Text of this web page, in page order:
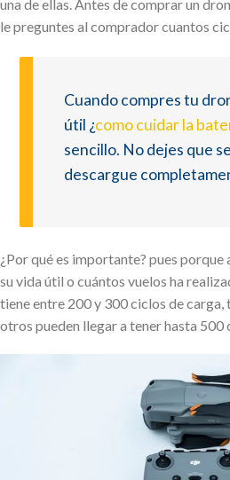
una de ellas. Antes de comprar un
le preguntes al comprador cuantos
Cuando compres tu
útil ¿como cuidar la
sencillo. No dejes que
descargue
¿Por qué es importante? pues porque
su vida útil o cuántos vuelos ha
tiene entre 200 y 300 ciclos de carga,
otros pueden llegar a tener hasta 500